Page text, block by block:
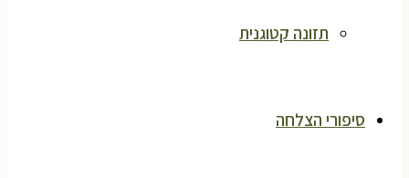
תזונה קטוגנית
סיפורי הצלחה